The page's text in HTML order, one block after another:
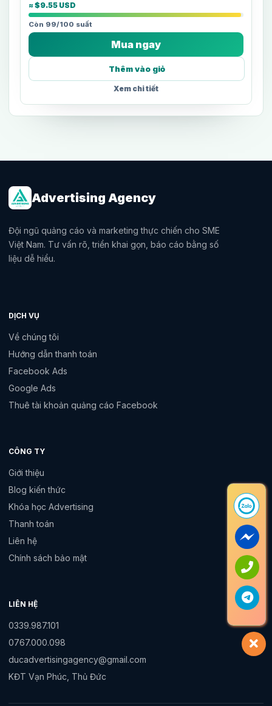
≈ $9.55 USD
Còn 99/100 suất
Mua ngay
Thêm vào giỏ
Xem chi tiết
Advertising Agency
Đội ngũ quảng cáo và marketing thực chiến cho SME
Việt Nam. Tư vấn rõ, triển khai gọn, báo cáo bằng số
liệu dễ hiểu.
DỊCH VỤ
Về chúng tôi
Hướng dẫn thanh toán
Facebook Ads
Google Ads
Thuê tài khoản quảng cáo Facebook
CÔNG TY
Giới thiệu
Blog kiến thức
Khóa học Advertising
Thanh toán
Liên hệ
Chính sách bảo mật
LIÊN HỆ
0339.987.101
0767.000.098
ducadvertisingagency@gmail.com
KĐT Vạn Phúc, Thủ Đức